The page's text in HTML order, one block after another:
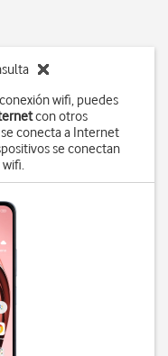
wifi, puedes
con otros
conecta a Internet
se conectan